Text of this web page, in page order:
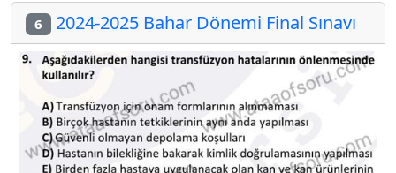
6 2024-2025 Bahar Dönemi Final Sınavı